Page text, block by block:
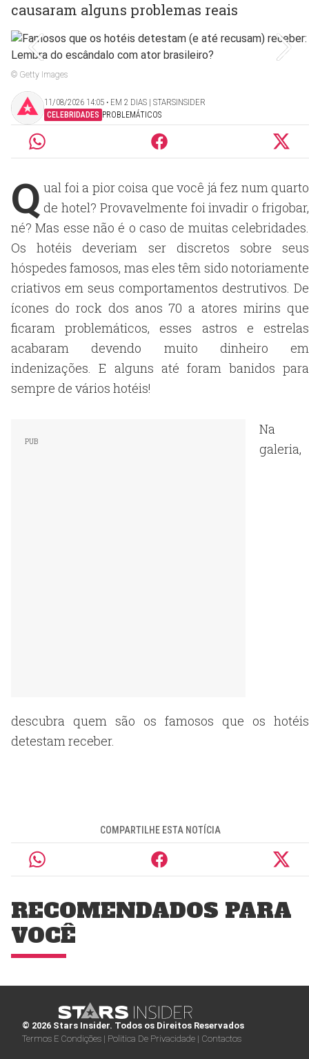
causaram alguns problemas reais
© Getty Images
11/08/2026 14:05 ‧ EM 2 DIAS | STARSINSIDER
CELEBRIDADES PROBLEMÁTICOS
Q ual foi a pior coisa que você já fez num quarto
de hotel? Provavelmente foi invadir o frigobar,
né? Mas esse não é o caso de muitas celebridades.
Os hotéis deveriam ser discretos sobre seus
hóspedes famosos, mas eles têm sido notoriamente
criativos em seus comportamentos destrutivos. De
ícones do rock dos anos 70 a atores mirins que
ficaram problemáticos, esses astros e estrelas
acabaram devendo muito dinheiro em
indenizações. E alguns até foram banidos para
sempre de vários hotéis!
Na
galeria,
descubra quem são os famosos que os hotéis
detestam receber.
COMPARTILHE ESTA NOTÍCIA
RECOMENDADOS PARA
VOCÊ
© 2026 Stars Insider. Todos os Direitos Reservados
Termos E Condições | Politica De Privacidade | Contactos